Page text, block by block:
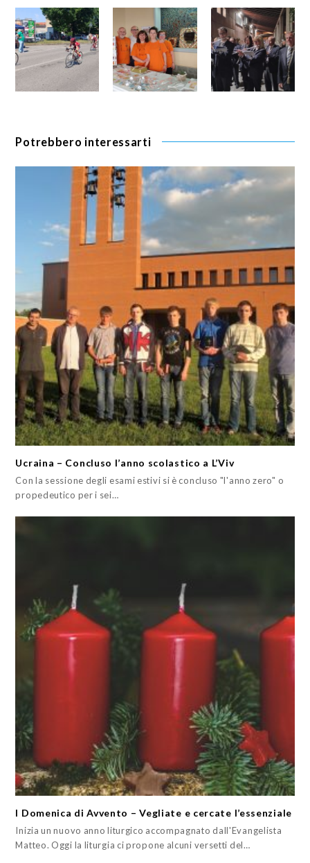
Potrebbero interessarti
Ucraina – Concluso l’anno scolastico a L’Viv
Con la sessione degli esami estivi si è concluso "l'anno zero" o
propedeutico per i sei…
I Domenica di Avvento – Vegliate e cercate l’essenziale
Inizia un nuovo anno liturgico accompagnato dall'Evangelista
Matteo. Oggi la liturgia ci propone alcuni versetti del…